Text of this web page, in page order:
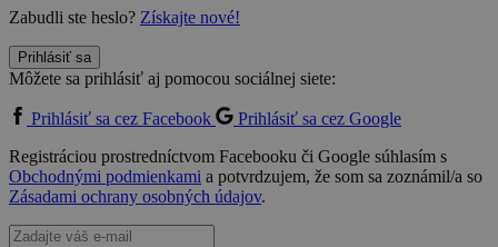
Zabudli ste heslo? Získajte nové!
Prihlásiť sa
Môžete sa prihlásiť aj pomocou sociálnej siete:
Prihlásiť sa cez Facebook
Prihlásiť sa cez Google
Registráciou prostredníctvom Facebooku či Google súhlasím s
Obchodnými podmienkami a potvrdzujem, že som sa zoznámil/a so
Zásadami ochrany osobných údajov.